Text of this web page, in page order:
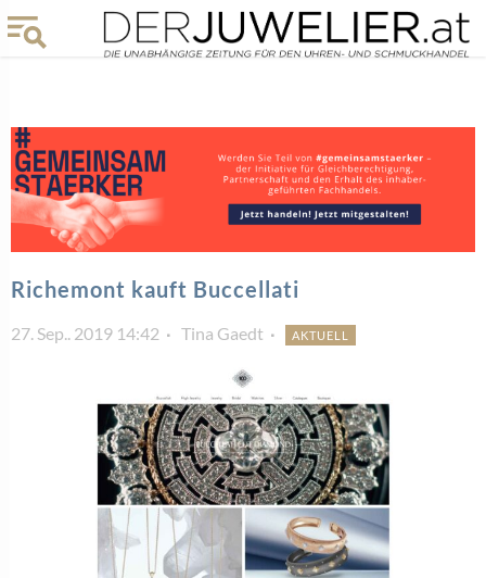
Richemont kauft Buccellati
27. Sep.. 2019 14:42 Tina Gaedt AKTUELL